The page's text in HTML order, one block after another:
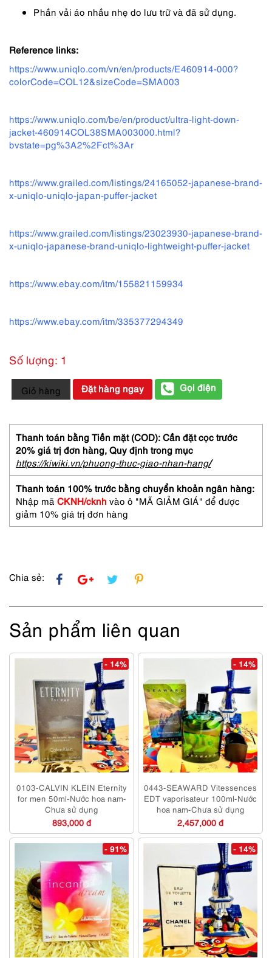
Phần vải áo nhầu nhẹ do lưu trữ và đã sử dụng.
Reference links:
https://www.uniqlo.com/vn/en/products/E460914-000?
colorCode=COL12&sizeCode=SMA003
https://www.uniqlo.com/be/en/product/ultra-light-down-
jacket-460914COL38SMA003000.html?
bvstate=pg%3A2%2Fct%3Ar
https://www.grailed.com/listings/24165052-japanese-brand-
x-uniqlo-uniqlo-japan-puffer-jacket
https://www.grailed.com/listings/23023930-japanese-brand-
x-uniqlo-japanese-brand-uniqlo-lightweight-puffer-jacket
https://www.ebay.com/itm/155821159934
https://www.ebay.com/itm/335377294349
Số lượng: 1
9954-
Áo
Áo
phao
nữ-
UNIQLO
light
weight
puffer
jacket-
Size
Giỏ hàng Đặt hàng ngay Gọi điện
Thanh toán bằng Tiền mặt (COD): Cần đặt cọc trước
20% giá trị đơn hàng, Quy định trong mục
https://kiwiki.vn/phuong-thuc-giao-nhan-hang/
Thanh toán 100% trước bằng chuyển khoản ngân hàng:
Nhập mã CKNH/cknh vào ô "MÃ GIẢM GIÁ" để được
giảm 10% giá trị đơn hàng
Chia sẻ:
Sản phẩm liên quan
- 14%
0103-CALVIN KLEIN Eternity
for men 50ml-Nước hoa nam-
Chưa sử dụng
893,000 đ
- 14%
0443-SEAWARD Vitessences
EDT vaporisateur 100ml-Nước
hoa nam-Chưa sử dụng
2,457,000 đ
- 91% - 14%